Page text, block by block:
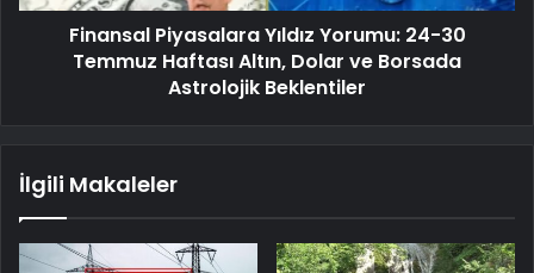
Finansal Piyasalara Yıldız Yorumu: 24-30
Temmuz Haftası Altın, Dolar ve Borsada
Astrolojik Beklentiler
İlgili Makaleler